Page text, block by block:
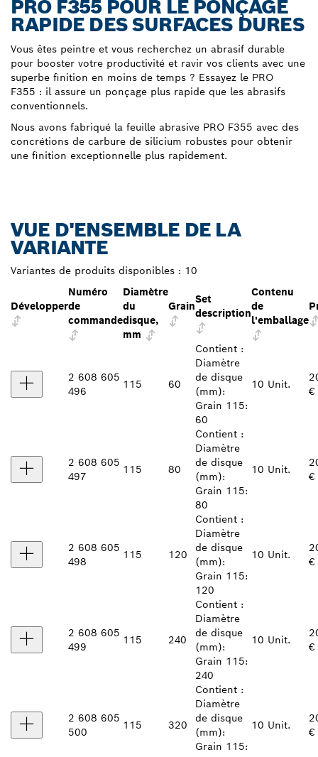
PRO F355 POUR LE PONÇAGE
RAPIDE DES SURFACES DURES
Vous êtes peintre et vous recherchez un abrasif durable
pour booster votre productivité et ravir vos clients avec une
superbe finition en moins de temps ? Essayez le PRO
F355 : il assure un ponçage plus rapide que les abrasifs
conventionnels.
Nous avons fabriqué la feuille abrasive PRO F355 avec des
concrétions de carbure de silicium robustes pour obtenir
une finition exceptionnelle plus rapidement.
VUE D'ENSEMBLE DE LA
VARIANTE
Variantes de produits disponibles : 10
Développer
Numéro
de
commande
Diamètre
du
disque,
mm
Grain
Set
description
Contenu
de
l'emballage
2 608 605
496
115 60
Contient :
Diamètre
de disque
(mm):
Grain 115:
60
10 Unit.
€
2 608 605
497
115 80
Contient :
Diamètre
de disque
(mm):
Grain 115:
80
10 Unit.
€
2 608 605
498
115 120
Contient :
Diamètre
de disque
(mm):
Grain 115:
120
10 Unit.
€
2 608 605
499
115 240
Contient :
Diamètre
de disque
(mm):
Grain 115:
240
10 Unit.
€
2 608 605
500
115 320
Contient :
Diamètre
de disque
(mm):
Grain 115:
10 Unit.
€